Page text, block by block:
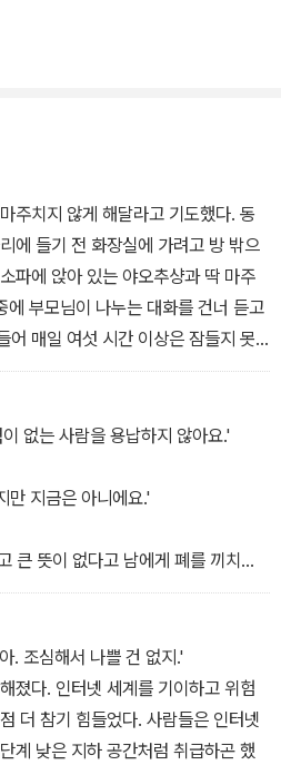
게 귀 기울여주는 곳. 그곳에는 애정
탐탐 노리는 ‘인터넷 늑대’도 있다.
주치지 않게 해달라고 기도했다. 동
에 들기 전 화장실에 가려고 방 밖으
파에 앉아 있는 야오추샹과 딱 마주
에 부모님이 나누는 대화를 건너 듣고
어 매일 여섯 시간 이상은 잠들지 못
오추샹은 자기 불면증을 아들 방에
돌렸다. 아버지 천중우는 옆에서 멀
이 되었는지 모르겠다, 앞날이 창창
나가지 않고 부모에게 의존해 살아
다.
없는 사람을 용납하지 않아요.'
만 지금은 아니에요.'
큰 뜻이 없다고 남에게 폐를 끼치는
야심 때문에 여러 사람이 짓밟히는
장도 해봤으니까 잘 안다고.'
. 조심해서 나쁠 건 없지.'
졌다. 인터넷 세계를 기이하고 위험
더 참기 힘들었다. 사람들은 인터넷
계 낮은 지하 공간처럼 취급하곤 했